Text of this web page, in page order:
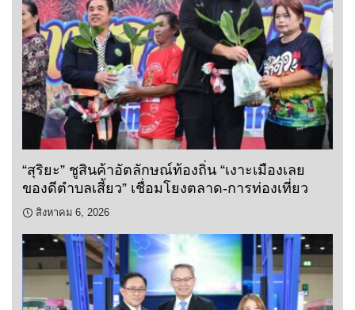
“สุริยะ” ชูสินค้าอัตลักษณ์ท้องถิ่น “เงาะเมืองเลย
ของดีตำบลเสี้ยว” เชื่อมโยงตลาด-การท่องเที่ยว
สิงหาคม 6, 2026